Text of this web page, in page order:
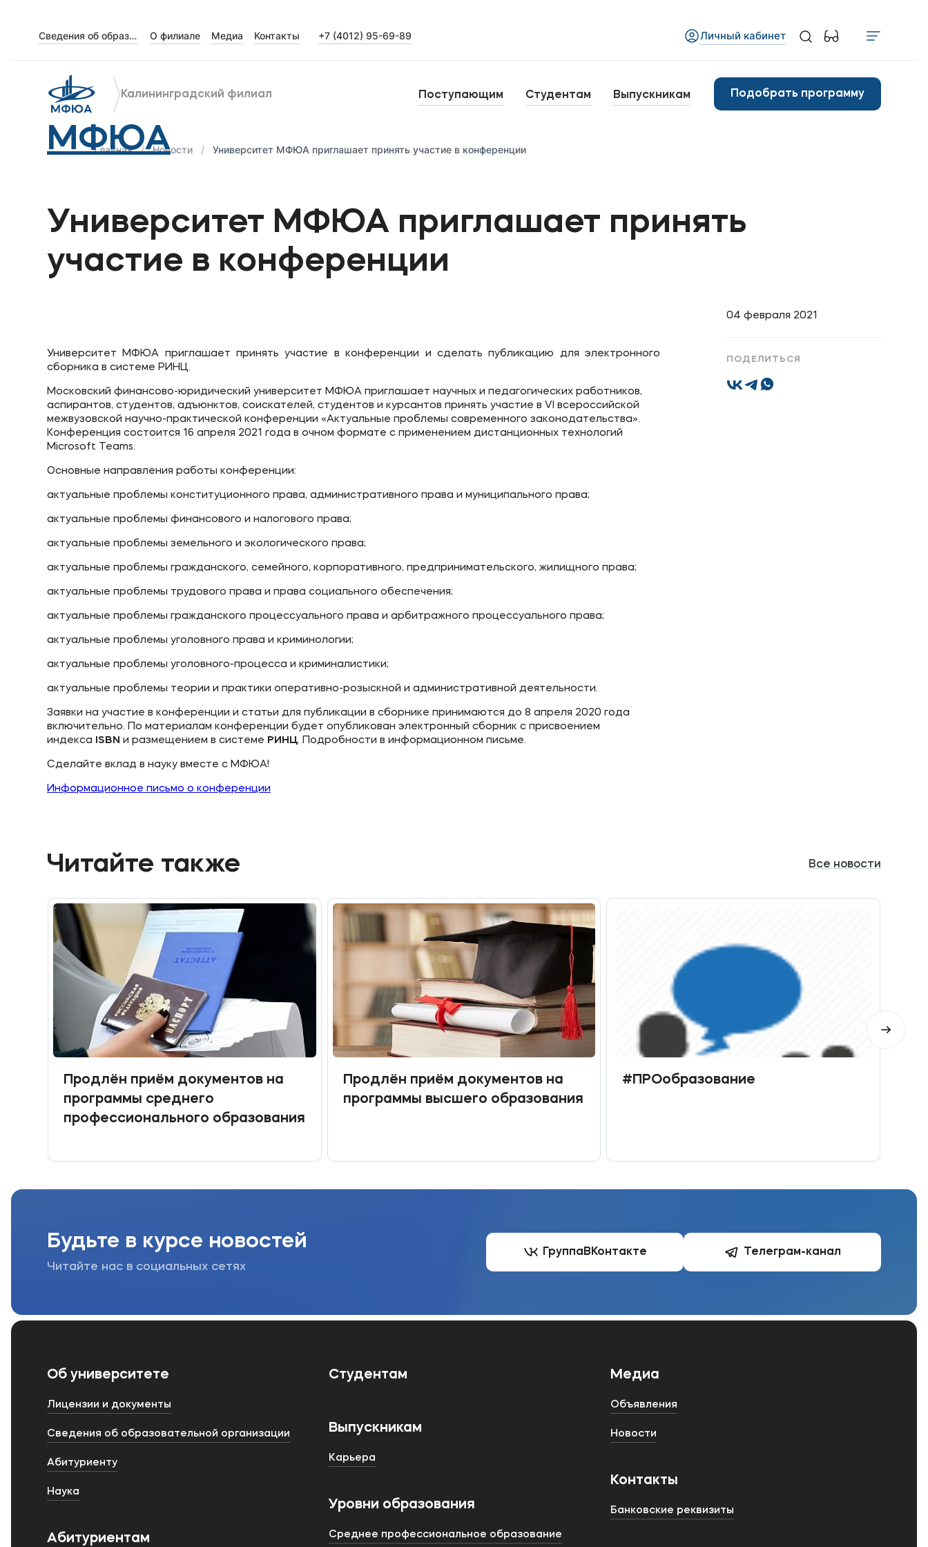
Сведения об образовательной организации О филиале Медиа Контакты +7 (4012) 95-69-89 Личный кабинет
МФЮА
Калининградский филиал Поступающим Студентам Выпускникам Подобрать программу
Лицензии и документы
Сведения об образовательной организации
Абитуриенту
Абитуриентам
Студентам
Дополнительное профессиональное образование
+7 (495) 221-10-01
+7 (800) 200-80-66 Банковские реквизиты
Главная Новости Университет МФЮА приглашает принять участие в конференции
Университет МФЮА приглашает принять
участие в конференции
04 февраля 2021
ПОДЕЛИТЬСЯ
Университет МФЮА приглашает принять участие в конференции и сделать публикацию для электронного
сборника в системе РИНЦ.
Московский финансово-юридический университет МФЮА приглашает научных и педагогических работников,
аспирантов, студентов, адъюнктов, соискателей, студентов и курсантов принять участие в VI всероссийской
межвузовской научно-практической конференции «Актуальные проблемы современного законодательства».
Конференция состоится 16 апреля 2021 года в очном формате с применением дистанционных технологий
Microsoft Teams.
Основные направления работы конференции:
актуальные проблемы конституционного права, административного права и муниципального права;
актуальные проблемы финансового и налогового права;
актуальные проблемы земельного и экологического права;
актуальные проблемы гражданского, семейного, корпоративного, предпринимательского, жилищного права;
актуальные проблемы трудового права и права социального обеспечения;
актуальные проблемы гражданского процессуального права и арбитражного процессуального права;
актуальные проблемы уголовного права и криминологии;
актуальные проблемы уголовного-процесса и криминалистики;
актуальные проблемы теории и практики оперативно-розыскной и административной деятельности.
Заявки на участие в конференции и статьи для публикации в сборнике принимаются до 8 апреля 2020 года
включительно. По материалам конференции будет опубликован электронный сборник с присвоением
индекса ISBN и размещением в системе РИНЦ. Подробности в информационном письме.
Сделайте вклад в науку вместе с МФЮА!
Информационное письмо о конференции
Читайте также Все новости
Продлён приём документов на
программы среднего
профессионального образования
Продлён приём документов на
программы высшего образования
#ПРОобразование
Будьте в курсе новостей
Читайте нас в социальных сетях
Группа ВКонтакте Телеграм-канал
Об университете
Лицензии и документы
Сведения об образовательной организации
Абитуриенту
Наука
Абитуриентам
Студентам
Выпускникам
Карьера
Уровни образования
Среднее профессиональное образование
Медиа
Объявления
Новости
Контакты
Банковские реквизиты